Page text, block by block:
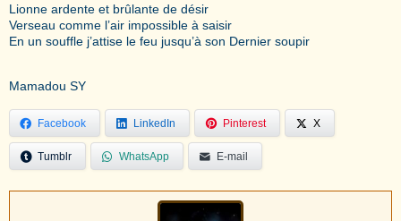
Lionne ardente et brûlante de désir
Verseau comme l’air impossible à saisir
En un souffle j’attise le feu jusqu’à son Dernier soupir
Mamadou SY
Facebook LinkedIn Pinterest X
Tumblr WhatsApp E-mail